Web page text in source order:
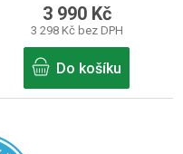
3 298 Kč bez DPH
3 990 Kč
Do košíku